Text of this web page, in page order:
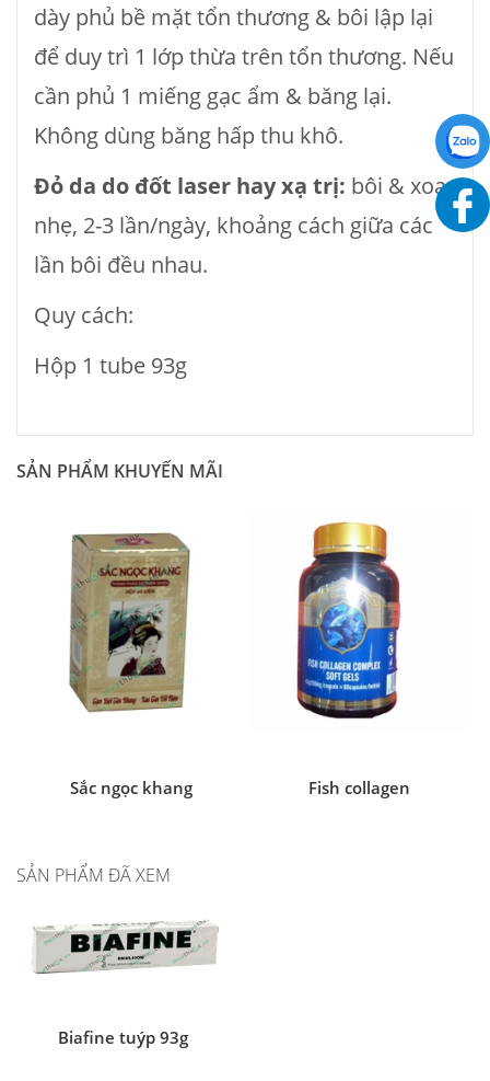
dày phủ bề mặt tổn thương & bôi lập lại
để duy trì 1 lớp thừa trên tổn thương. Nếu
cần phủ 1 miếng gạc ẩm & băng lại.
Không dùng băng hấp thu khô.
Đỏ da do đốt laser hay xạ trị: bôi & xoa
nhẹ, 2-3 lần/ngày, khoảng cách giữa các
lần bôi đều nhau.
Quy cách:
Hộp 1 tube 93g
SẢN PHẨM KHUYẾN MÃI
Sắc ngọc khang Fish collagen
SẢN PHẨM ĐÃ XEM
Biafine tuýp 93g